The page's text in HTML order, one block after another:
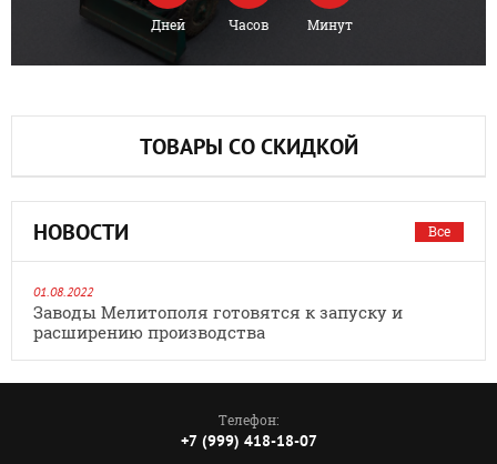
Дней Часов Минут
ТОВАРЫ СО СКИДКОЙ
НОВОСТИ Все
01.08.2022
Заводы Мелитополя готовятся к запуску и
расширению производства
Телефон:
+7 (999) 418-18-07